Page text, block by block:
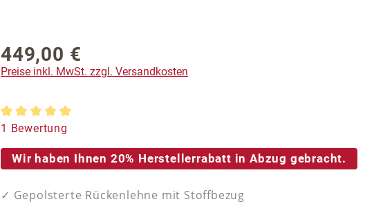
Regulärer Preis:
449,00 €
Preise inkl. MwSt. zzgl. Versandkosten
Durchschnittliche Bewertung von 5 von 5 Sternen
1 Bewertung
Wir haben Ihnen 20% Herstellerrabatt in Abzug gebracht.
✓ Gepolsterte Rückenlehne mit Stoffbezug